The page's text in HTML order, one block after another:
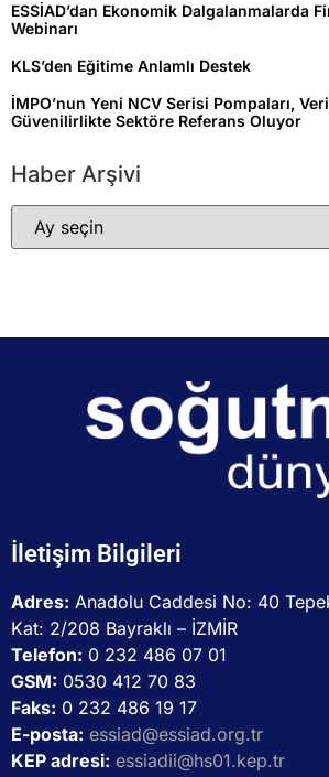
ESSİAD’dan Ekonomik Dalgalanmalarda
Webinarı
KLS’den Eğitime Anlamlı Destek
İMPO’nun Yeni NCV Serisi Pompaları,
Güvenilirlikte Sektöre Referans Oluyor
Haber Arşivi
İletişim Bilgileri
Adres: Anadolu Caddesi No: 40
Kat: 2/208 Bayraklı – İZMİR
Telefon: 0 232 486 07 01
GSM: 0530 412 70 83
Faks: 0 232 486 19 17
E-posta: essiad@essiad.org.tr
KEP adresi: essiadii@hs01.kep.tr